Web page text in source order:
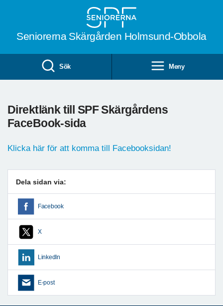
Seniorerna Skärgården Holmsund-Obbola
Sök Meny
Direktlänk till SPF Skärgårdens
FaceBook-sida
Klicka här för att komma till Facebooksidan!
Dela sidan via:
Facebook
X
LinkedIn
E-post